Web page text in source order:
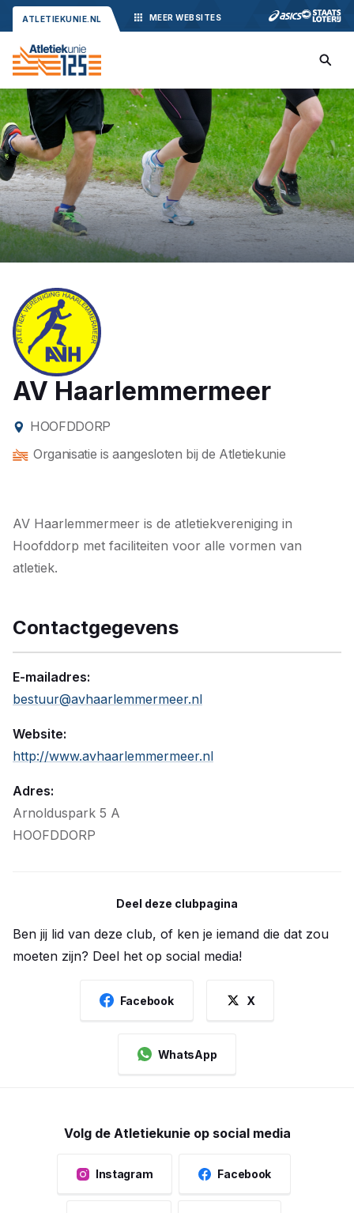
ATLETIEKUNIE.NL MEER WEBSITES
AV Haarlemmermeer
HOOFDDORP
Organisatie is aangesloten bij de Atletiekunie
AV Haarlemmermeer is de atletiekvereniging in
Hoofddorp met faciliteiten voor alle vormen van
atletiek.
Contactgegevens
E-mailadres:
bestuur@avhaarlemmermeer.nl
Website:
http://www.avhaarlemmermeer.nl
Adres:
Arnolduspark 5 A
HOOFDDORP
Deel deze clubpagina
Ben jij lid van deze club, of ken je iemand die dat zou
moeten zijn? Deel het op social media!
Facebook X
WhatsApp
Volg de Atletiekunie op social media
Instagram Facebook